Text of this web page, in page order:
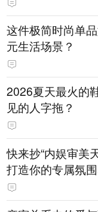
这件极简时尚单
元生活场景？
2026夏天最火的
见的人字拖？
快来抄“内娱审美
打造你的专属氛